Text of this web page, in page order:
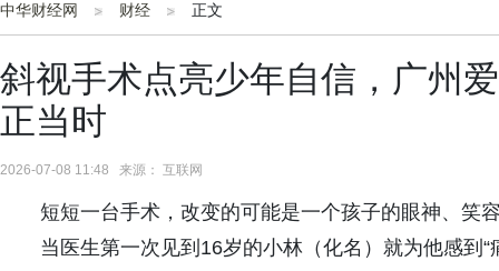
公司 生活 读书
中华财经网 财经 正文
斜视手术点亮少年自信，广州
正当时
2026-07-08 11:48 来源： 互联网
短短一台手术，改变的可能是一个孩子的眼神、笑
当医生第一次见到16岁的小林（化名）就为他感